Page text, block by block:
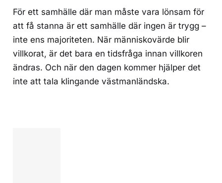
För ett samhälle där man måste vara lönsam för
att få stanna är ett samhälle där ingen är trygg –
inte ens majoriteten. När människovärde blir
villkorat, är det bara en tidsfråga innan villkoren
ändras. Och när den dagen kommer hjälper det
inte att tala klingande västmanländska.